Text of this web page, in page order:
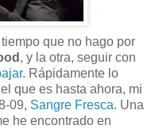
que no hago por
, y la otra, seguir con
. Rápidamente lo
que es hasta ahora, mi
09, Sangre Fresca. Una
he encontrado en